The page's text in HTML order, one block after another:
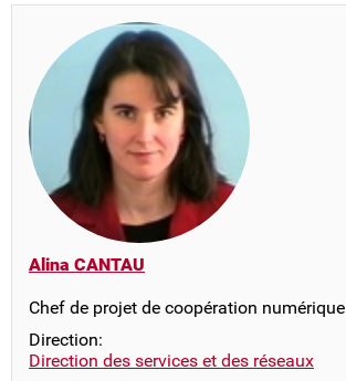
Alina CANTAU
Chef de projet de coopération numérique
Direction:
Direction des services et des réseaux